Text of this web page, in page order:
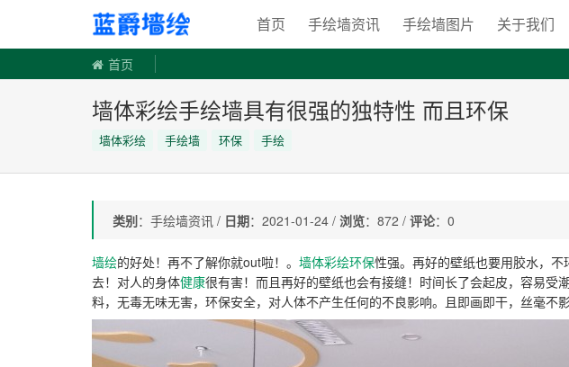
手绘墙
首页 手绘墙资讯 手绘墙图片 关于我们
首页
墙体彩绘手绘墙具有很强的独特性 而且环保
墙体彩绘 手绘墙 环保 手绘
类别：手绘墙资讯 / 日期：2021-01-24 / 浏览：872 / 评论：0
墙绘的好处！再不了解你就out啦！。 墙体彩绘环保性强。再好的壁纸也要用胶水，
去！对人的身体健康很有害！而且再好的壁纸也会有接缝！时间长了会起皮，容易受
料，无毒无味无害，环保安全，对人体不产生任何的不良影响。且即画即干，丝毫不